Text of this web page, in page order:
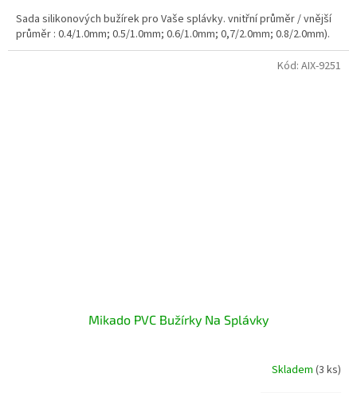
Sada silikonových bužírek pro Vaše splávky. vnitřní průměr / vnější
průměr : 0.4/1.0mm; 0.5/1.0mm; 0.6/1.0mm; 0,7/2.0mm; 0.8/2.0mm).
Mikado PVC Bužírky Na Splávky
Skladem (3 ks)
Kód: AIX-9251